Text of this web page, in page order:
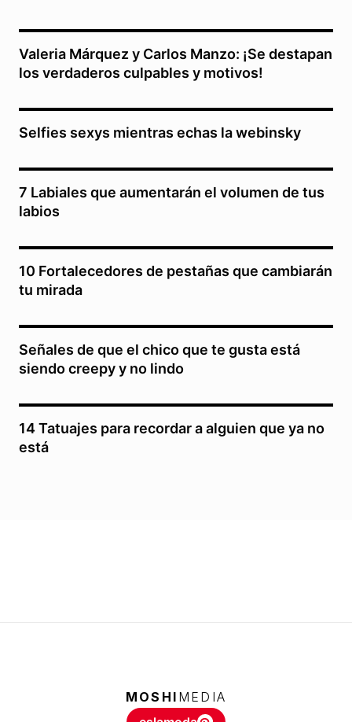
Valeria Márquez y Carlos Manzo: ¡Se destapan
los verdaderos culpables y motivos!
Selfies sexys mientras echas la webinsky
7 Labiales que aumentarán el volumen de tus
labios
10 Fortalecedores de pestañas que cambiarán
tu mirada
Señales de que el chico que te gusta está
siendo creepy y no lindo
14 Tatuajes para recordar a alguien que ya no
está
MOSHI MEDIA